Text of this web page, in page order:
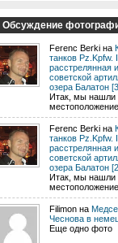
Обсуждение
Ferenc Berki на
танков Pz.Kpfw.
расстрелянная
советской
озера Балатон
Итак, мы нашли
Ferenc Berki на
танков Pz.Kpfw.
расстрелянная
советской
озера Балатон
Итак, мы нашли
Filimon на
Чеснова в
Еще одно фото